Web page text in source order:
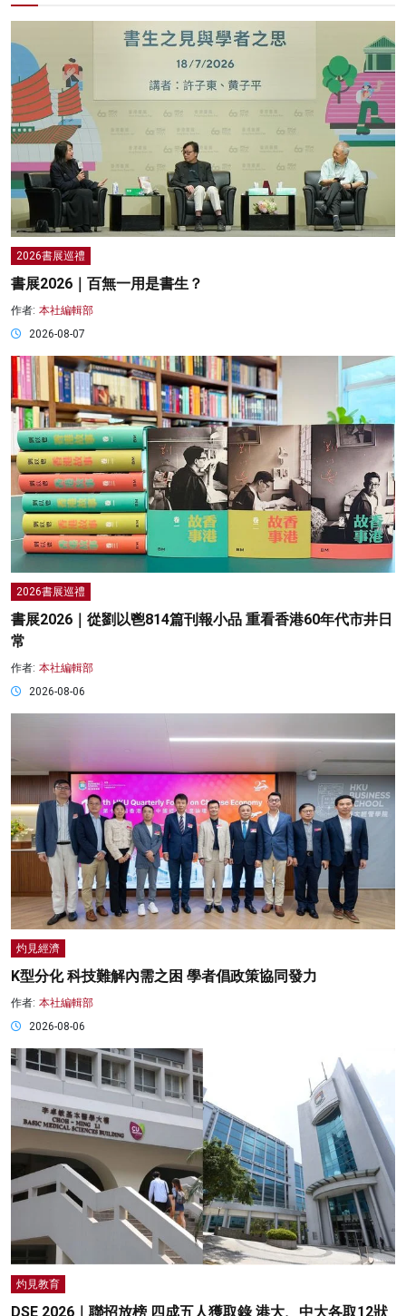
2026書展巡禮
書展2026｜百無一用是書生？
作者: 本社編輯部
2026-08-07
2026書展巡禮
書展2026｜從劉以鬯814篇刊報小品 重看香港60年代市井日
常
作者: 本社編輯部
2026-08-06
灼見經濟
K型分化 科技難解內需之困 學者倡政策協同發力
作者: 本社編輯部
2026-08-06
灼見教育
DSE 2026｜聯招放榜 四成五人獲取錄 港大、中大各取12狀